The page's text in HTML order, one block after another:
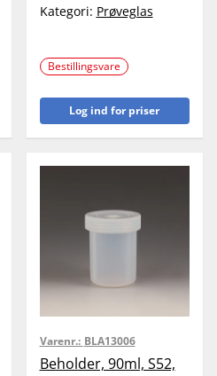
Kategori: Prøveglas
Bestillingsvare
Log ind for priser
Varenr.: BLA13006
Beholder, 90ml, S52,